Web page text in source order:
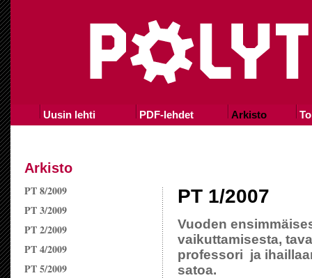
Uusin lehti PDF-lehdet Arkisto
Arkisto
PT 8/2009
PT 3/2009
PT 2/2009
PT 4/2009
PT 5/2009
PT 1/2007
Vuoden
vaikuttamisesta,
professori ja
satoa.